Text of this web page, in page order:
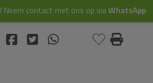
Neem contact met ons op viaWhatsApp